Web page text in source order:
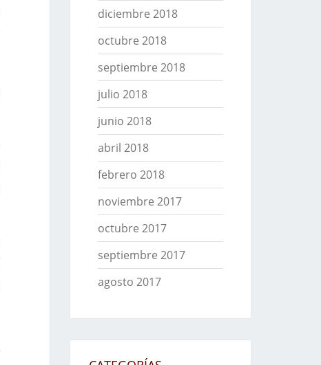
diciembre 2018
octubre 2018
septiembre 2018
julio 2018
junio 2018
abril 2018
febrero 2018
noviembre 2017
octubre 2017
septiembre 2017
agosto 2017